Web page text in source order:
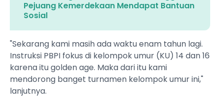
Pejuang Kemerdekaan Mendapat Bantuan
Sosial
"Sekarang kami masih ada waktu enam tahun lagi.
Instruksi PBPI fokus di kelompok umur (KU) 14 dan 16
karena itu golden age. Maka dari itu kami
mendorong banget turnamen kelompok umur ini,"
lanjutnya.